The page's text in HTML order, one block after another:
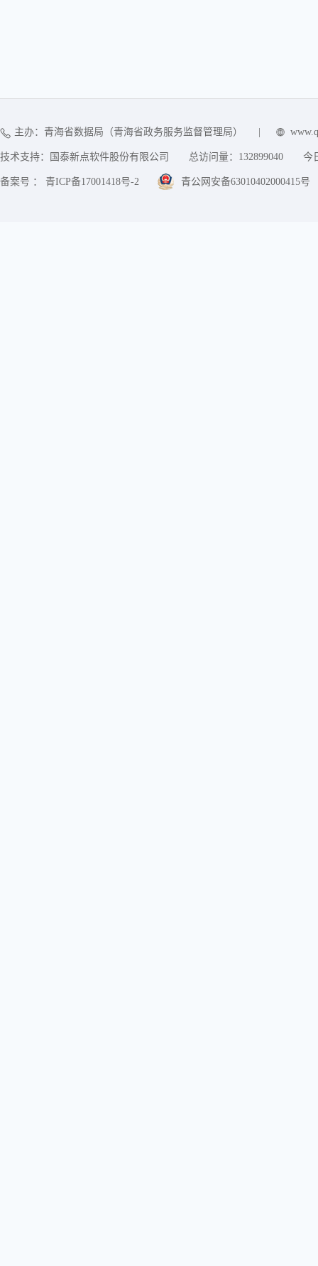
主办：青海省数据局（青海省政务服务监督管理局）
技术支持：国泰新点软件股份有限公司 总访问量： 132899040 今
备案号 ： 青ICP备17001418号-2 青公网安备63010402000415号